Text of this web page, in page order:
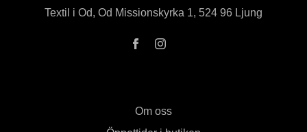
Textil i Od, Od Missionskyrka 1, 524 96 Ljung
Om oss